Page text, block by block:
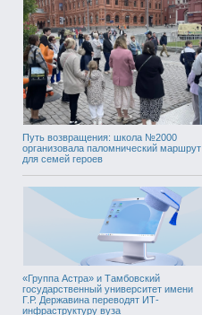
Путь возвращения: школа №2000
организовала паломнический маршрут
для семей героев
«Группа Астра» и Тамбовский
государственный университет имени
Г.Р. Державина переводят ИТ-
инфраструктуру вуза